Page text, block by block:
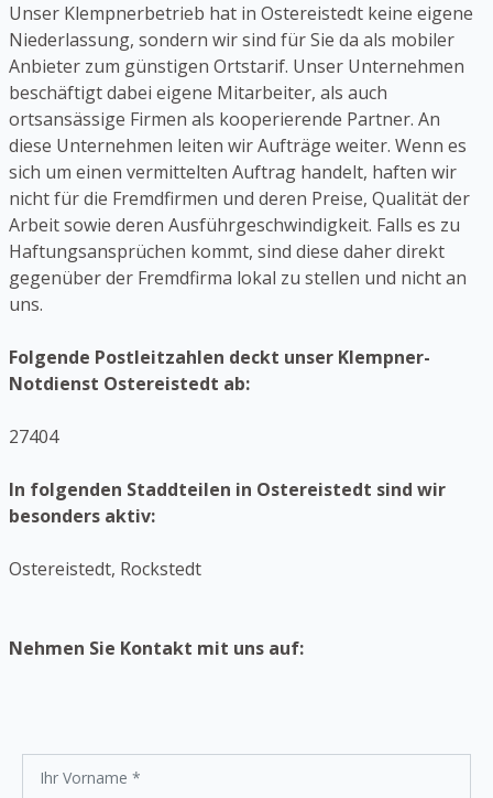
Unser Klempnerbetrieb hat in Ostereistedt keine eigene
Niederlassung, sondern wir sind für Sie da als mobiler
Anbieter zum günstigen Ortstarif. Unser Unternehmen
beschäftigt dabei eigene Mitarbeiter, als auch
ortsansässige Firmen als kooperierende Partner. An
diese Unternehmen leiten wir Aufträge weiter. Wenn es
sich um einen vermittelten Auftrag handelt, haften wir
nicht für die Fremdfirmen und deren Preise, Qualität der
Arbeit sowie deren Ausführgeschwindigkeit. Falls es zu
Haftungsansprüchen kommt, sind diese daher direkt
gegenüber der Fremdfirma lokal zu stellen und nicht an
uns.
Folgende Postleitzahlen deckt unser Klempner-
Notdienst Ostereistedt ab:
27404
In folgenden Staddteilen in Ostereistedt sind wir
besonders aktiv:
Ostereistedt, Rockstedt
Nehmen Sie Kontakt mit uns auf: